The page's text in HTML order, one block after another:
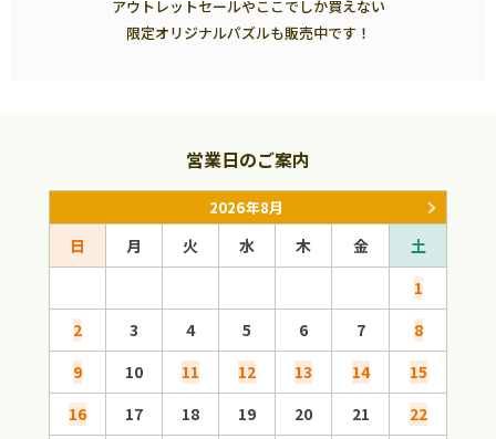
アウトレットセールやここでしか買えない
限定オリジナルパズルも販売中です！
営業日のご案内
2026年8月
日 月 火 水 木 金
土
1
2
3 4 5 6 7
8
9
10 11 12 13 14
15
16
17 18 19 20 21
22